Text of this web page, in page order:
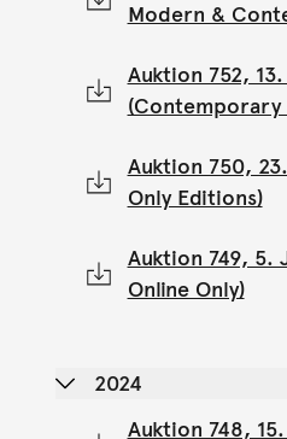
Modern &
Auktion 752,
(Contemporary
Auktion 750,
Only Editions)
Auktion 749, 5.
Online Only)
2024
Auktion 748,